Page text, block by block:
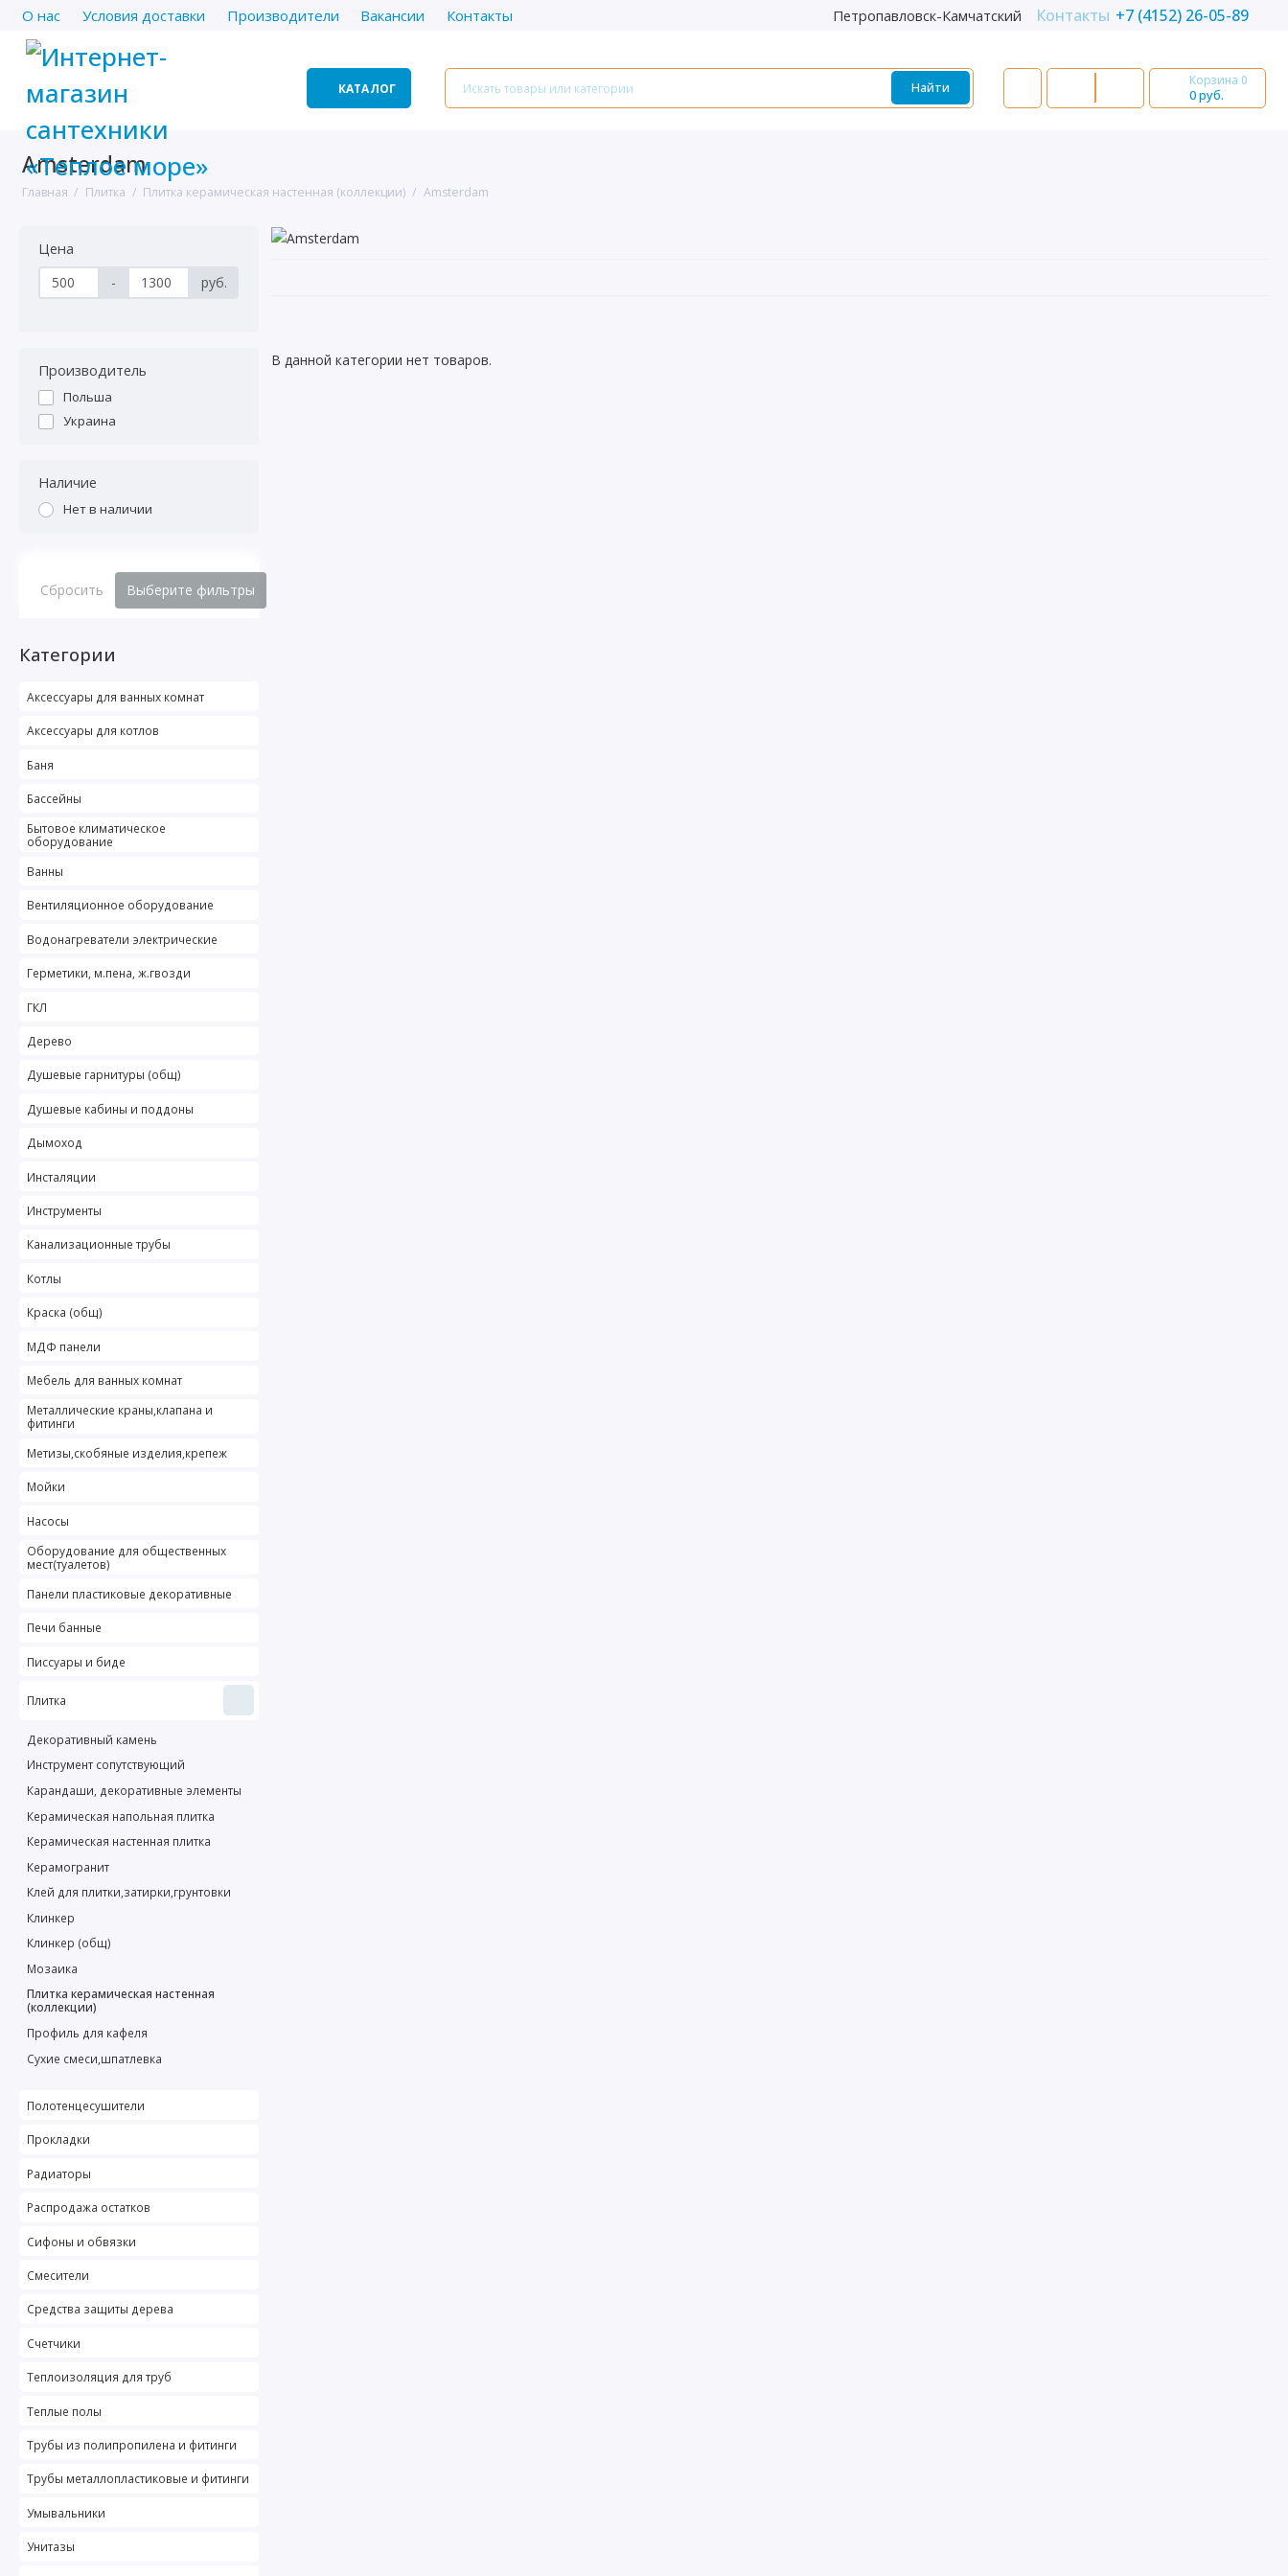
О нас Условия доставки Производители Вакансии Контакты Петропавловск-Камчатский Контакты +7 (4152) 26-05-89
КАТАЛОГ Найти Корзина 0
0 руб.
Amsterdam
Главная Плитка Плитка керамическая настенная (коллекции) Amsterdam
Цена
- руб.
Производитель
Польша
Украина
Наличие
Нет в наличии
Сбросить Выберите фильтры
Категории
Аксессуары для ванных комнат
Аксессуары для котлов
Баня
Бассейны
Бытовое климатическое
оборудование
Ванны
Вентиляционное оборудование
Водонагреватели электрические
Герметики, м.пена, ж.гвозди
ГКЛ
Дерево
Душевые гарнитуры (общ)
Душевые кабины и поддоны
Дымоход
Инсталяции
Инструменты
Канализационные трубы
Котлы
Краска (общ)
МДФ панели
Мебель для ванных комнат
Металлические краны,клапана и
фитинги
Метизы,скобяные изделия,крепеж
Мойки
Насосы
Оборудование для общественных
мест(туалетов)
Панели пластиковые декоративные
Печи банные
Писсуары и биде
Плитка
Декоративный камень
Инструмент сопутствующий
Карандаши, декоративные элементы
Керамическая напольная плитка
Керамическая настенная плитка
Керамогранит
Клей для плитки,затирки,грунтовки
Клинкер
Клинкер (общ)
Мозаика
Плитка керамическая настенная
(коллекции)
Профиль для кафеля
Сухие смеси,шпатлевка
Полотенцесушители
Прокладки
Радиаторы
Распродажа остатков
Сифоны и обвязки
Смесители
Средства защиты дерева
Счетчики
Теплоизоляция для труб
Теплые полы
Трубы из полипропилена и фитинги
Трубы металлопластиковые и фитинги
Умывальники
Унитазы
В данной категории нет товаров.